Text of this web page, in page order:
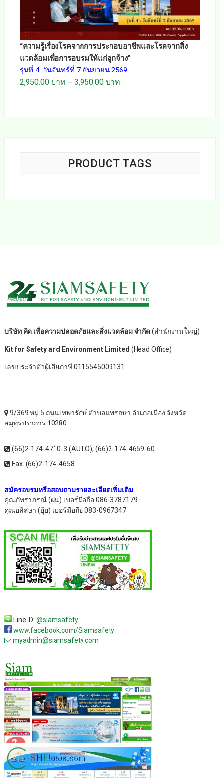
“ความรู้เรื่องโรคจากการประกอบอาชีพและโรคจากสิ่ง
แวดล้อมเพื่อการอบรมให้แก่ลูกจ้าง”
รุ่นที่ 4: วันจันทร์ที่ 7 กันยายน 2569
2,950.00 บาท – 3,950.00 บาท
PRODUCT TAGS
บริษัท คิด เพื่อความปลอดภัยและสิ่งแวดล้อม จำกัด(สำนักงานใหญ่)
Kit for Safety and Environment Limited (Head Office)
เลขประจำตัวผู้เสียภาษี 0115545009131
9/369 หมู่ 5 ถนนเทพารักษ์ ตำบลแพรกษา อำเภอเมือง จังหวัด
สมุทรปราการ 10280
(66)2-174-4710-3 (AUTO), (66)2-174-4659-60
Fax. (66)2-174-4658
สมัครอบรมหรือสอบถามรายละเอียดเพิ่มเติม
คุณภัทราภรณ์ (ฝน) เบอร์มือถือ 086-3787179
คุณอลิสษา (ยุ้ย) เบอร์มือถือ 083-0967347
Line ID: @siamsafety
www.facebook.com/Siamsafety
myadmin@siamsafety.com